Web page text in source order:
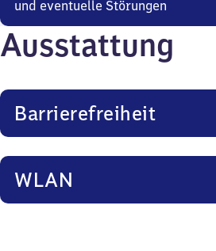
und eventuelle Störungen
Ausstattung
Barrierefreiheit
WLAN